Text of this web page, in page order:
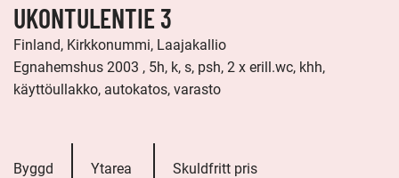
UKONTULENTIE 3
Finland, Kirkkonummi, Laajakallio
Egnahemshus 2003 , 5h, k, s, psh, 2 x erill.wc, khh,
käyttöullakko, autokatos, varasto
Byggd Ytarea Skuldfritt pris